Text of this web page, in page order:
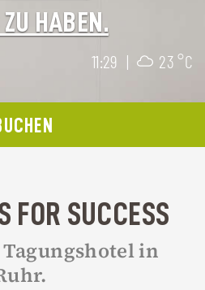
HABEN.
11:29 | 23 °C
FOR SUCCESS
in